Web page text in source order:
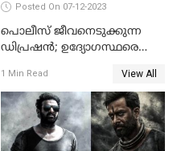
Posted On 07-12-2023
പൊലീസ് ജീവനെടുക്കുന്ന
ഡിപ്രഷൻ; ഉദ്യോഗസ്ഥരെ
നടപടികളുമായി ഡിജിപി
1 Min Read View All